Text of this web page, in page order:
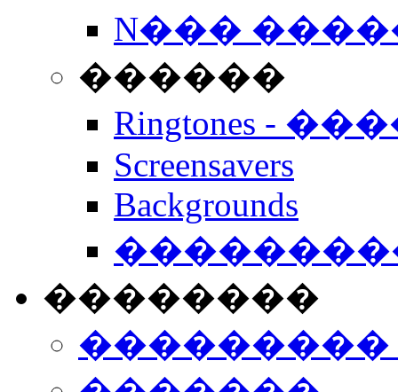
N���
������
Ringtones -
Screensavers
Backgrounds
��������
���������